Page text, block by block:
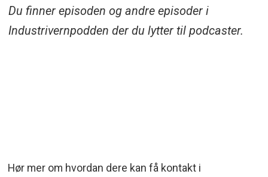
Du finner episoden og andre episoder i
Industrivernpodden der du lytter til podcaster.
Hør mer om hvordan dere kan få kontakt i